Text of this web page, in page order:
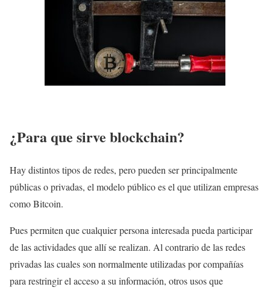
¿Para que sirve blockchain?
Hay distintos tipos de redes, pero pueden ser principalmente
públicas o privadas, el modelo público es el que utilizan empresas
como Bitcoin.
Pues permiten que cualquier persona interesada pueda participar
de las actividades que allí se realizan. Al contrario de las redes
privadas las cuales son normalmente utilizadas por compañías
para restringir el acceso a su información, otros usos que